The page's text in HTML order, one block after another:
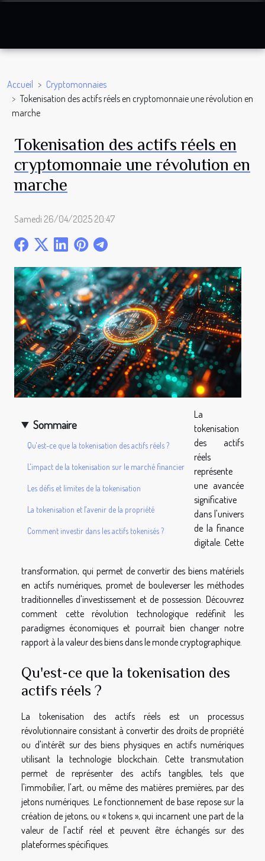
Accueil
Cryptomonnaies
Tokenisation des actifs réels en cryptomonnaie une révolution en
marche
Tokenisation des actifs réels en
cryptomonnaie une révolution en
marche
Samedi 26/04/2025 20:47
Sommaire
Qu'est-ce que la tokenisation des actifs réels ?
L'impact de la tokenisation sur le marché financier
Les défis et limites de la tokenisation
La tokenisation et l'avenir de la propriété
Comment investir dans les actifs tokenisés ?
La
tokenisation
des actifs
réels
représente
une avancée
significative
dans l'univers
de la finance
digitale. Cette
transformation, qui permet de convertir des biens matériels
en actifs numériques, promet de bouleverser les méthodes
traditionnelles d'investissement et de possession. Découvrez
comment cette révolution technologique redéfinit les
paradigmes économiques et pourrait bien changer notre
rapport à la valeur des biens dans le monde cryptographique.
Qu'est-ce que la tokenisation des
actifs réels ?
La tokenisation des actifs réels est un processus
révolutionnaire consistant à convertir des droits de propriété
ou d'intérêt sur des biens physiques en actifs numériques
utilisant la technologie blockchain. Cette transmutation
permet de représenter des actifs tangibles, tels que
l'immobilier, l'art, ou même des matières premières, par des
jetons numériques. Le fonctionnement de base repose sur la
création de jetons, ou « tokens », qui incarnent une part de la
valeur de l'actif réel et peuvent être échangés sur des
plateformes spécifiques.